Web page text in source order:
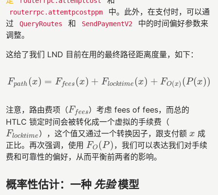
routerrpc.attemtpcostppm
中。此外，在支付时，可以通
过
QueryRoutes 和 SendPaymentV2
中的时间偏好参数来
调整。
这给了我们 LND 目前在用的最终路径距离度量，如下：
Fpath (x) = F fees (x) + Flocktime (x) + FO(x) ( P (x))
Fpat h(x )=Ffe es(x )+ Flocktime (x)+ FO(x)(P( x))
注意，路由费项（F fees
Ffees）考虑 fees of fees，而总的
HTLC 锁定时间会被转化成一个虚拟的手续费（
Flocktime
Flocktime），这个值又通过一个转换因子，跟支付额x
x 成
正比。再次强调，使用 FO (P )
FO(P)
，我们可以表达我们对手续
费和可靠性的偏好，从而平衡前两者的影响。
概率性估计：一种 先验模型